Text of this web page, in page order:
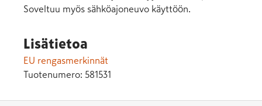
Soveltuu myös sähköajoneuvo käyttöön.
Lisätietoa
EU rengasmerkinnät
Tuotenumero: 581531